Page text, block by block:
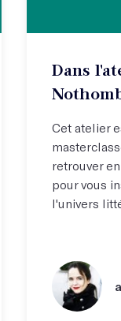
Dans
Cet atelier
retrouver
pour vous
l'univers